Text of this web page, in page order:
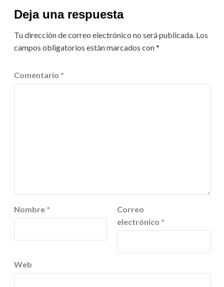
Deja una respuesta
Tu dirección de correo electrónico no será publicada. Los
campos obligatorios están marcados con*
Comentario *
Nombre *
Correo
electrónico *
Web